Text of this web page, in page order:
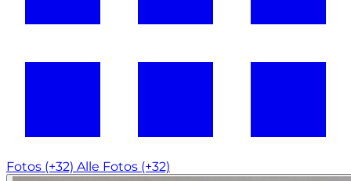
Fotos (+32) Alle Fotos (+32)